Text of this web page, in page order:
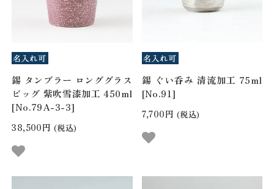
錫 タンブラー ロンググラス
ビッグ 紫吹雪漆加工 450ml
[No.79A-3-3]
38,500円 (税込)
錫 ぐい呑み 清流加工 75ml
[No.91]
7,700円 (税込)